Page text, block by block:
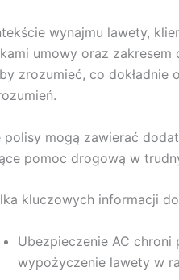
wynajmu lawety,
umowy oraz
zrozumieć, co dokładnie
polisy mogą zawierać
pomoc drogową w
kluczowych informacji
Ubezpieczenie AC
wypożyczenie lawety w